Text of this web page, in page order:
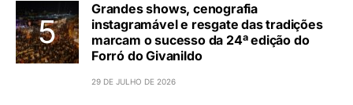
Grandes shows, cenografia
instagramável e resgate das tradições
marcam o sucesso da 24ª edição do
Forró do Givanildo
29 DE JULHO DE 2026